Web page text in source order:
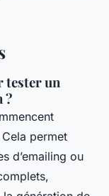
tester un
?
Cela permet
d’emailing ou